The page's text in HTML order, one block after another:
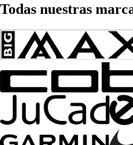
Todas nuestras